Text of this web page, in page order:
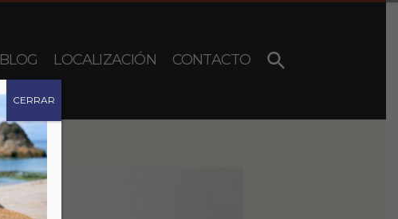
BLOG LOCALIZACIÓN CONTACTO
CERRAR